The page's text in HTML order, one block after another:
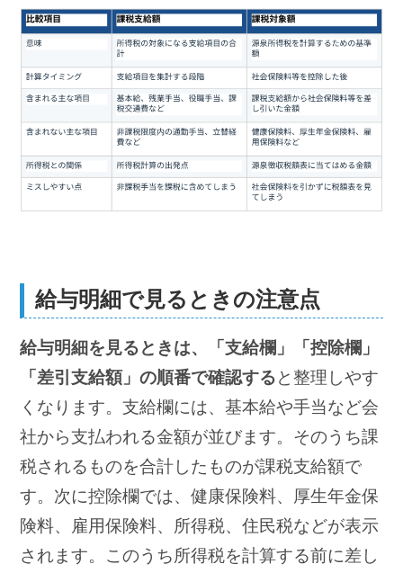
給与明細で見るときの注意点
給与明細を見るときは、「支給欄」「控除欄」
「差引支給額」の順番で確認すると整理しやす
くなります。支給欄には、基本給や手当など会
社から支払われる金額が並びます。そのうち課
税されるものを合計したものが課税支給額で
す。次に控除欄では、健康保険料、厚生年金保
険料、雇用保険料、所得税、住民税などが表示
されます。このうち所得税を計算する前に差し